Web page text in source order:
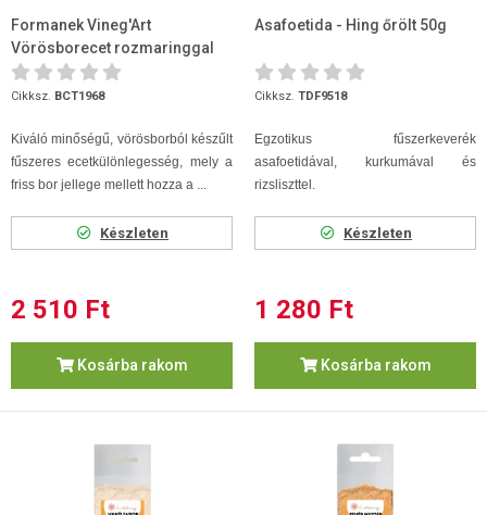
Formanek Vineg'Art
Vörösborecet rozmaringgal
250ml
Cikksz. BCT1968
Kiváló minőségű, vörösborból készűlt
fűszeres ecetkülönlegesség, mely a
friss bor jellege mellett hozza a ...
Készleten
2 510 Ft
Kosárba rakom
Asafoetida - Hing őrölt 50g
Cikksz. TDF9518
Egzotikus fűszerkeverék
asafoetidával, kurkumával és
rizsliszttel.
Készleten
1 280 Ft
Kosárba rakom